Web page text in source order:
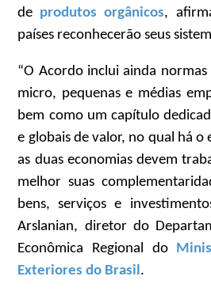
de produtos orgânicos,
países reconhecerão seus
“O Acordo inclui ainda
micro, pequenas e médias
bem como um capítulo
e globais de valor, no qual há
as duas economias devem
melhor suas
bens, serviços e
Arslanian, diretor do
Econômica Regional do
Exteriores do Brasil.